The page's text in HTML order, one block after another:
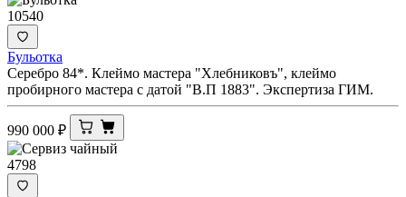
10540
Бульотка
Серебро 84*. Клеймо мастера "Хлебниковъ", клеймо
пробирного мастера с датой "В.П 1883". Экспертиза ГИМ.
990 000 ₽
4798